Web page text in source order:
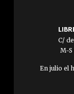
C/
M-S
En julio el